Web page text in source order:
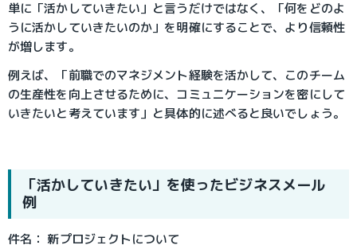
単に「活かしていきたい」と言うだけではなく、「何をどのよ
うに活かしていきたいのか」を明確にすることで、より信頼性
が増します。
例えば、「前職でのマネジメント経験を活かして、このチーム
の生産性を向上させるために、コミュニケーションを密にして
いきたいと考えています」と具体的に述べると良いでしょう。
「活かしていきたい」を使ったビジネスメール
例
件名： 新プロジェクトについて